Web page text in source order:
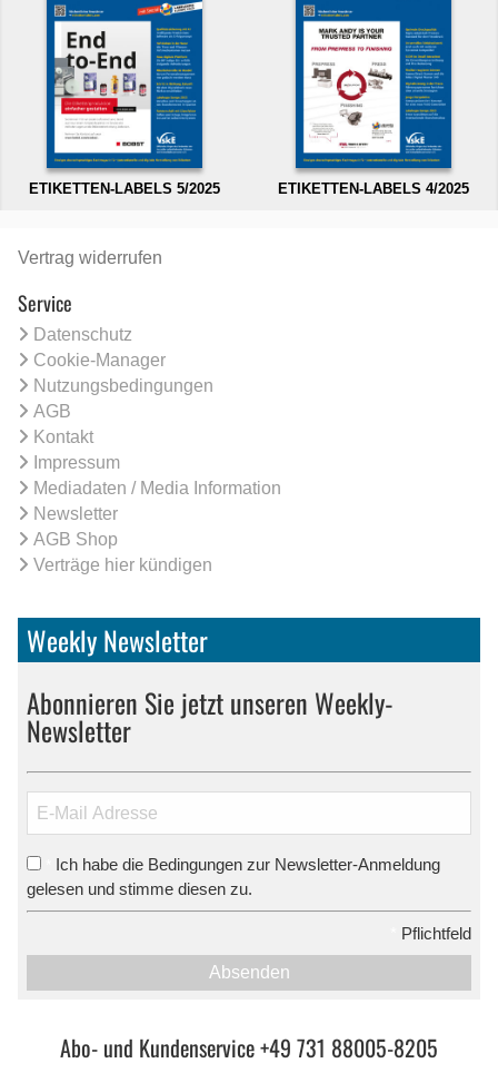
ETIKETTEN-LABELS 5/2025 ETIKETTEN-LABELS 4/2025
Vertrag widerrufen
Service
Datenschutz
Cookie-Manager
Nutzungsbedingungen
AGB
Kontakt
Impressum
Mediadaten / Media Information
Newsletter
AGB Shop
Verträge hier kündigen
Weekly Newsletter
Abonnieren Sie jetzt unseren Weekly-
Newsletter
Ich habe die Bedingungen zur Newsletter-Anmeldung
gelesen und stimme diesen zu.
Pflichtfeld
Absenden
Abo- und Kundenservice +49 731 88005-8205